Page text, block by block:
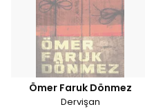
Ömer Faruk Dönmez
Dervişan